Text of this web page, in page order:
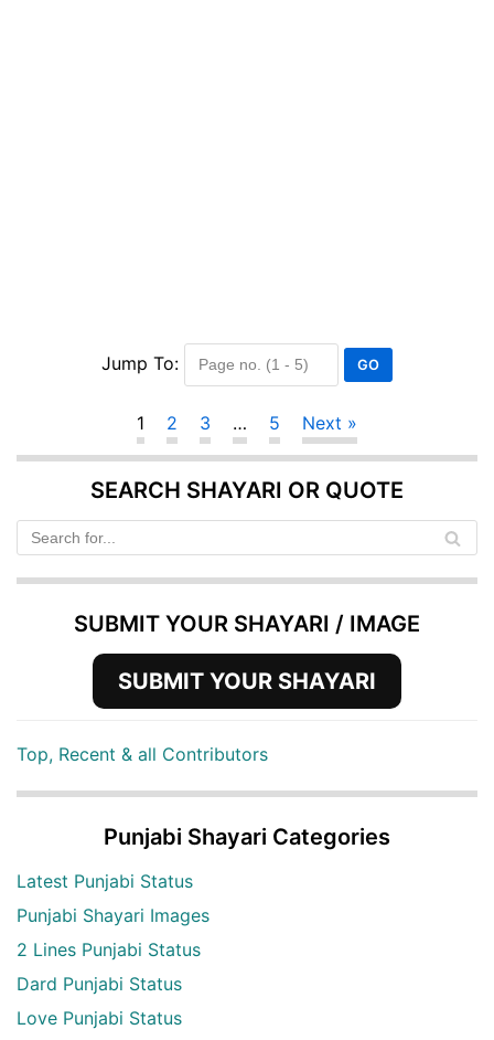
Jump To:
1 2 3 … 5 Next »
SEARCH SHAYARI OR QUOTE
SUBMIT YOUR SHAYARI / IMAGE
SUBMIT YOUR SHAYARI
Top, Recent & all Contributors
Punjabi Shayari Categories
Latest Punjabi Status
Punjabi Shayari Images
2 Lines Punjabi Status
Dard Punjabi Status
Love Punjabi Status